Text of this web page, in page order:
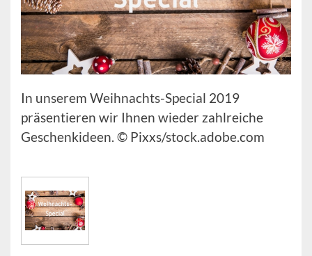
In unserem Weihnachts-Special 2019
präsentieren wir Ihnen wieder zahlreiche
Geschenkideen. © Pixxs/stock.adobe.com